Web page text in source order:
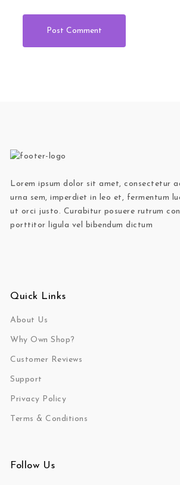
Lorem ipsum dolor sit amet, consectetur
urna sem, imperdiet in leo et, fermentum
ut orci justo. Curabitur posuere rutrum
porttitor ligula vel bibendum dictum
Quick Links
About Us
Why Own Shop?
Customer Reviews
Support
Privacy Policy
Terms & Conditions
Follow Us